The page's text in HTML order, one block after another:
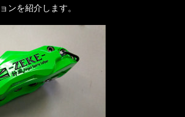
ンを紹介します。